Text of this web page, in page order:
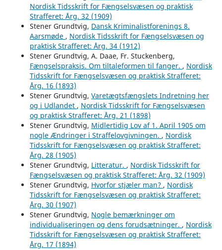
Nordisk Tidsskrift for Fængselsvæsen og praktisk
Strafferet: Årg. 32 (1909)
Stener Grundtvig, Dansk Kriminalistforenings 8.
Aarsmøde , Nordisk Tidsskrift for Fængselsvæsen og
praktisk Strafferet: Årg. 34 (1912)
Stener Grundtvig, A. Daae, Fr. Stuckenberg,
Fængselspraksis. Om tiltaleformen til fanger. , Nordisk
Tidsskrift for Fængselsvæsen og praktisk Strafferet:
Årg. 16 (1893)
Stener Grundtvig, Varetægtsfængslets Indretning her
og i Udlandet , Nordisk Tidsskrift for Fængselsvæsen
og praktisk Strafferet: Årg. 21 (1898)
Stener Grundtvig, Midlertidig Lov af 1. April 1905 om
nogle Ændringer i Straffelovgivningen. , Nordisk
Tidsskrift for Fængselsvæsen og praktisk Strafferet:
Årg. 28 (1905)
Stener Grundtvig, Litteratur. , Nordisk Tidsskrift for
Fængselsvæsen og praktisk Strafferet: Årg. 32 (1909)
Stener Grundtvig, Hvorfor stjæler man? , Nordisk
Tidsskrift for Fængselsvæsen og praktisk Strafferet:
Årg. 30 (1907)
Stener Grundtvig, Nogle bemærkninger om
individualiseringen og dens forudsætninger. , Nordisk
Tidsskrift for Fængselsvæsen og praktisk Strafferet:
Årg. 17 (1894)